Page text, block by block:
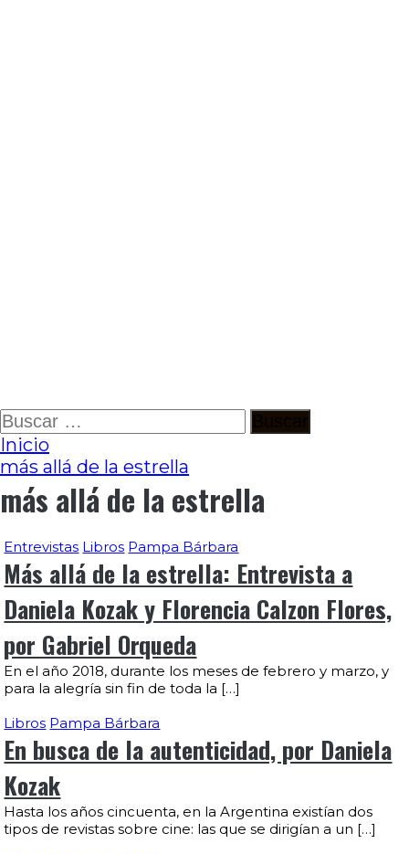
Ir
al
contenido
Buscar:
Inicio
más allá de la estrella
más allá de la estrella
Entrevistas Libros Pampa Bárbara
Más allá de la estrella: Entrevista a
Daniela Kozak y Florencia Calzon Flores,
por Gabriel Orqueda
En el año 2018, durante los meses de febrero y marzo, y
para la alegría sin fin de toda la […]
Libros Pampa Bárbara
En busca de la autenticidad, por Daniela
Kozak
Hasta los años cincuenta, en la Argentina existían dos
tipos de revistas sobre cine: las que se dirigían a un […]